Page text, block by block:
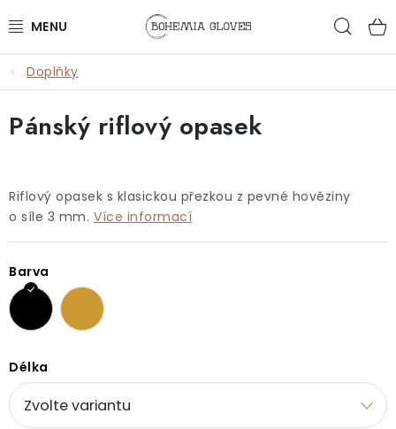
na
ŽENY
MUŽI
🎁 DÁRKY
OUTLET
Doprava a platba
Doplňky
Riflový opasek s klasickou přezkou z pevné hověziny
o síle 3 mm. Více informací
Barva
Délka
Pánský riflový opasek